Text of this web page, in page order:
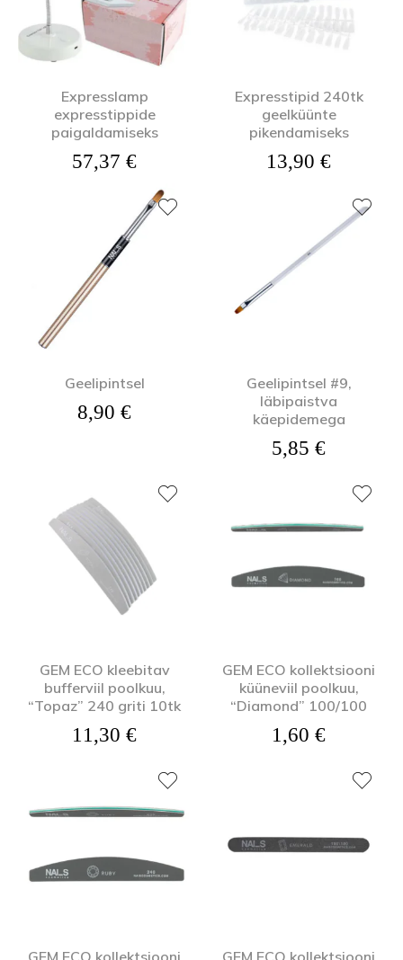
Expresslamp
expresstippide
paigaldamiseks
57,37 €
Expresstipid 240tk
geelküünte
pikendamiseks
13,90 €
Geelipintsel
8,90 €
Geelipintsel #9,
läbipaistva
käepidemega
5,85 €
GEM ECO kleebitav
bufferviil poolkuu,
“Topaz” 240 griti 10tk
11,30 €
GEM ECO kollektsiooni
küüneviil poolkuu,
“Diamond” 100/100
1,60 €
GEM ECO kollektsiooni GEM ECO kollektsiooni